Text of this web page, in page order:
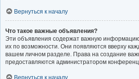
Вернуться к началу
Что такое важные объявления?
Эти объявления содержат важную
их по возможности. Они появляются вверху
вашем личном разделе. Права на создание
предоставляются администратором
Вернуться к началу